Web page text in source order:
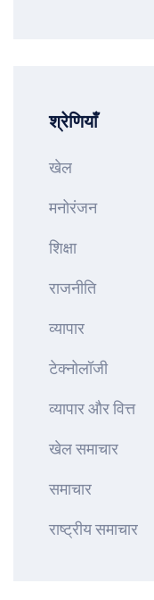
श्रेणियाँ
खेल
मनोरंजन
शिक्षा
राजनीति
व्यापार
टेक्नोलॉजी
व्यापार और वित्त
खेल समाचार
समाचार
राष्ट्रीय समाचार